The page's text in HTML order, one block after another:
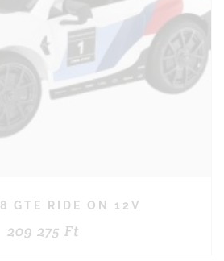
GTE RIDE ON 12V
209 275 Ft